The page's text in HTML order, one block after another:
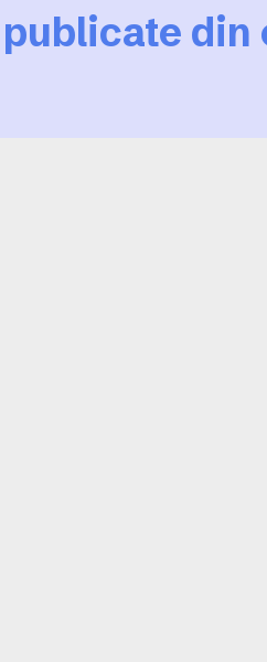
din